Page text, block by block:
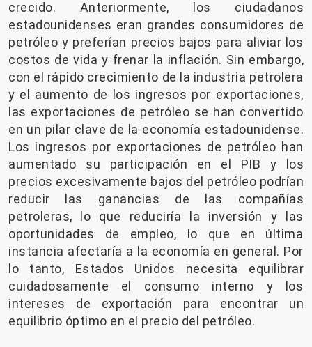
crecido. Anteriormente, los ciudadanos
estadounidenses eran grandes consumidores de
petróleo y preferían precios bajos para aliviar los
costos de vida y frenar la inflación. Sin embargo,
con el rápido crecimiento de la industria petrolera
y el aumento de los ingresos por exportaciones,
las exportaciones de petróleo se han convertido
en un pilar clave de la economía estadounidense.
Los ingresos por exportaciones de petróleo han
aumentado su participación en el PIB y los
precios excesivamente bajos del petróleo podrían
reducir las ganancias de las compañías
petroleras, lo que reduciría la inversión y las
oportunidades de empleo, lo que en última
instancia afectaría a la economía en general. Por
lo tanto, Estados Unidos necesita equilibrar
cuidadosamente el consumo interno y los
intereses de exportación para encontrar un
equilibrio óptimo en el precio del petróleo.